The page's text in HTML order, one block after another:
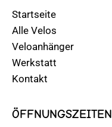
Startseite
Alle Velos
Veloanhänger
Werkstatt
Kontakt
ÖFFNUNGSZEITEN